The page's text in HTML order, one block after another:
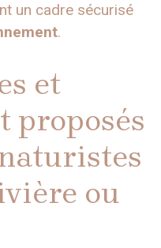
un cadre sécurisé
.
et
proposés
ou